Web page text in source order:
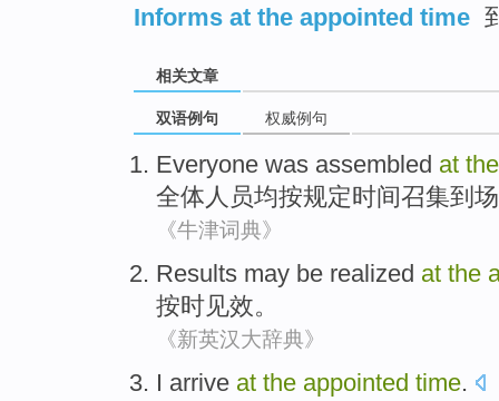
Informs at the appointed time
相关文章
双语例句 权威例句
Everyone was assembled at
全体人员均按规定时间召集到
《牛津词典》
Results may be realized at the
按时见效。
《新英汉大辞典》
I arrive at the appointed time.